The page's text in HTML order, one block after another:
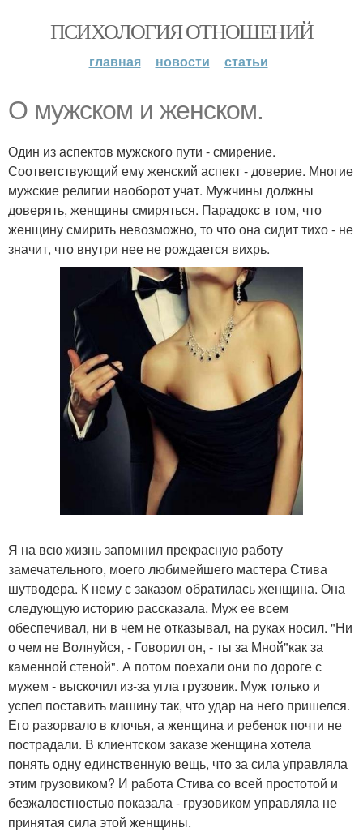
ПСИХОЛОГИЯ ОТНОШЕНИЙ
главная новости статьи
О мужском и женском.
Один из аспектов мужского пути - смирение.
Соответствующий ему женский аспект - доверие. Многие
мужские религии наоборот учат. Мужчины должны
доверять, женщины смиряться. Парадокс в том, что
женщину смирить невозможно, то что она сидит тихо - не
значит, что внутри нее не рождается вихрь.
Я на всю жизнь запомнил прекрасную работу
замечательного, моего любимейшего мастера Стива
шутводера. К нему с заказом обратилась женщина. Она
следующую историю рассказала. Муж ее всем
обеспечивал, ни в чем не отказывал, на руках носил. "Ни
о чем не Волнуйся, - Говорил он, - ты за Мной"как за
каменной стеной". А потом поехали они по дороге с
мужем - выскочил из-за угла грузовик. Муж только и
успел поставить машину так, что удар на него пришелся.
Его разорвало в клочья, а женщина и ребенок почти не
пострадали. В клиентском заказе женщина хотела
понять одну единственную вещь, что за сила управляла
этим грузовиком? И работа Стива со всей простотой и
безжалостностью показала - грузовиком управляла не
принятая сила этой женщины.